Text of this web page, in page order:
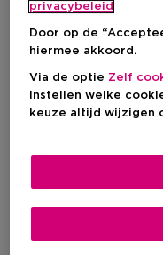
privacybeleid
Door op de
hiermee akkoord.
Via de optie Zelf
instellen welke
keuze altijd wijzigen